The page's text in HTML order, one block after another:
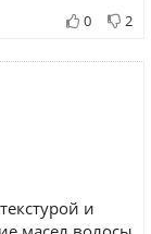
0 2
и